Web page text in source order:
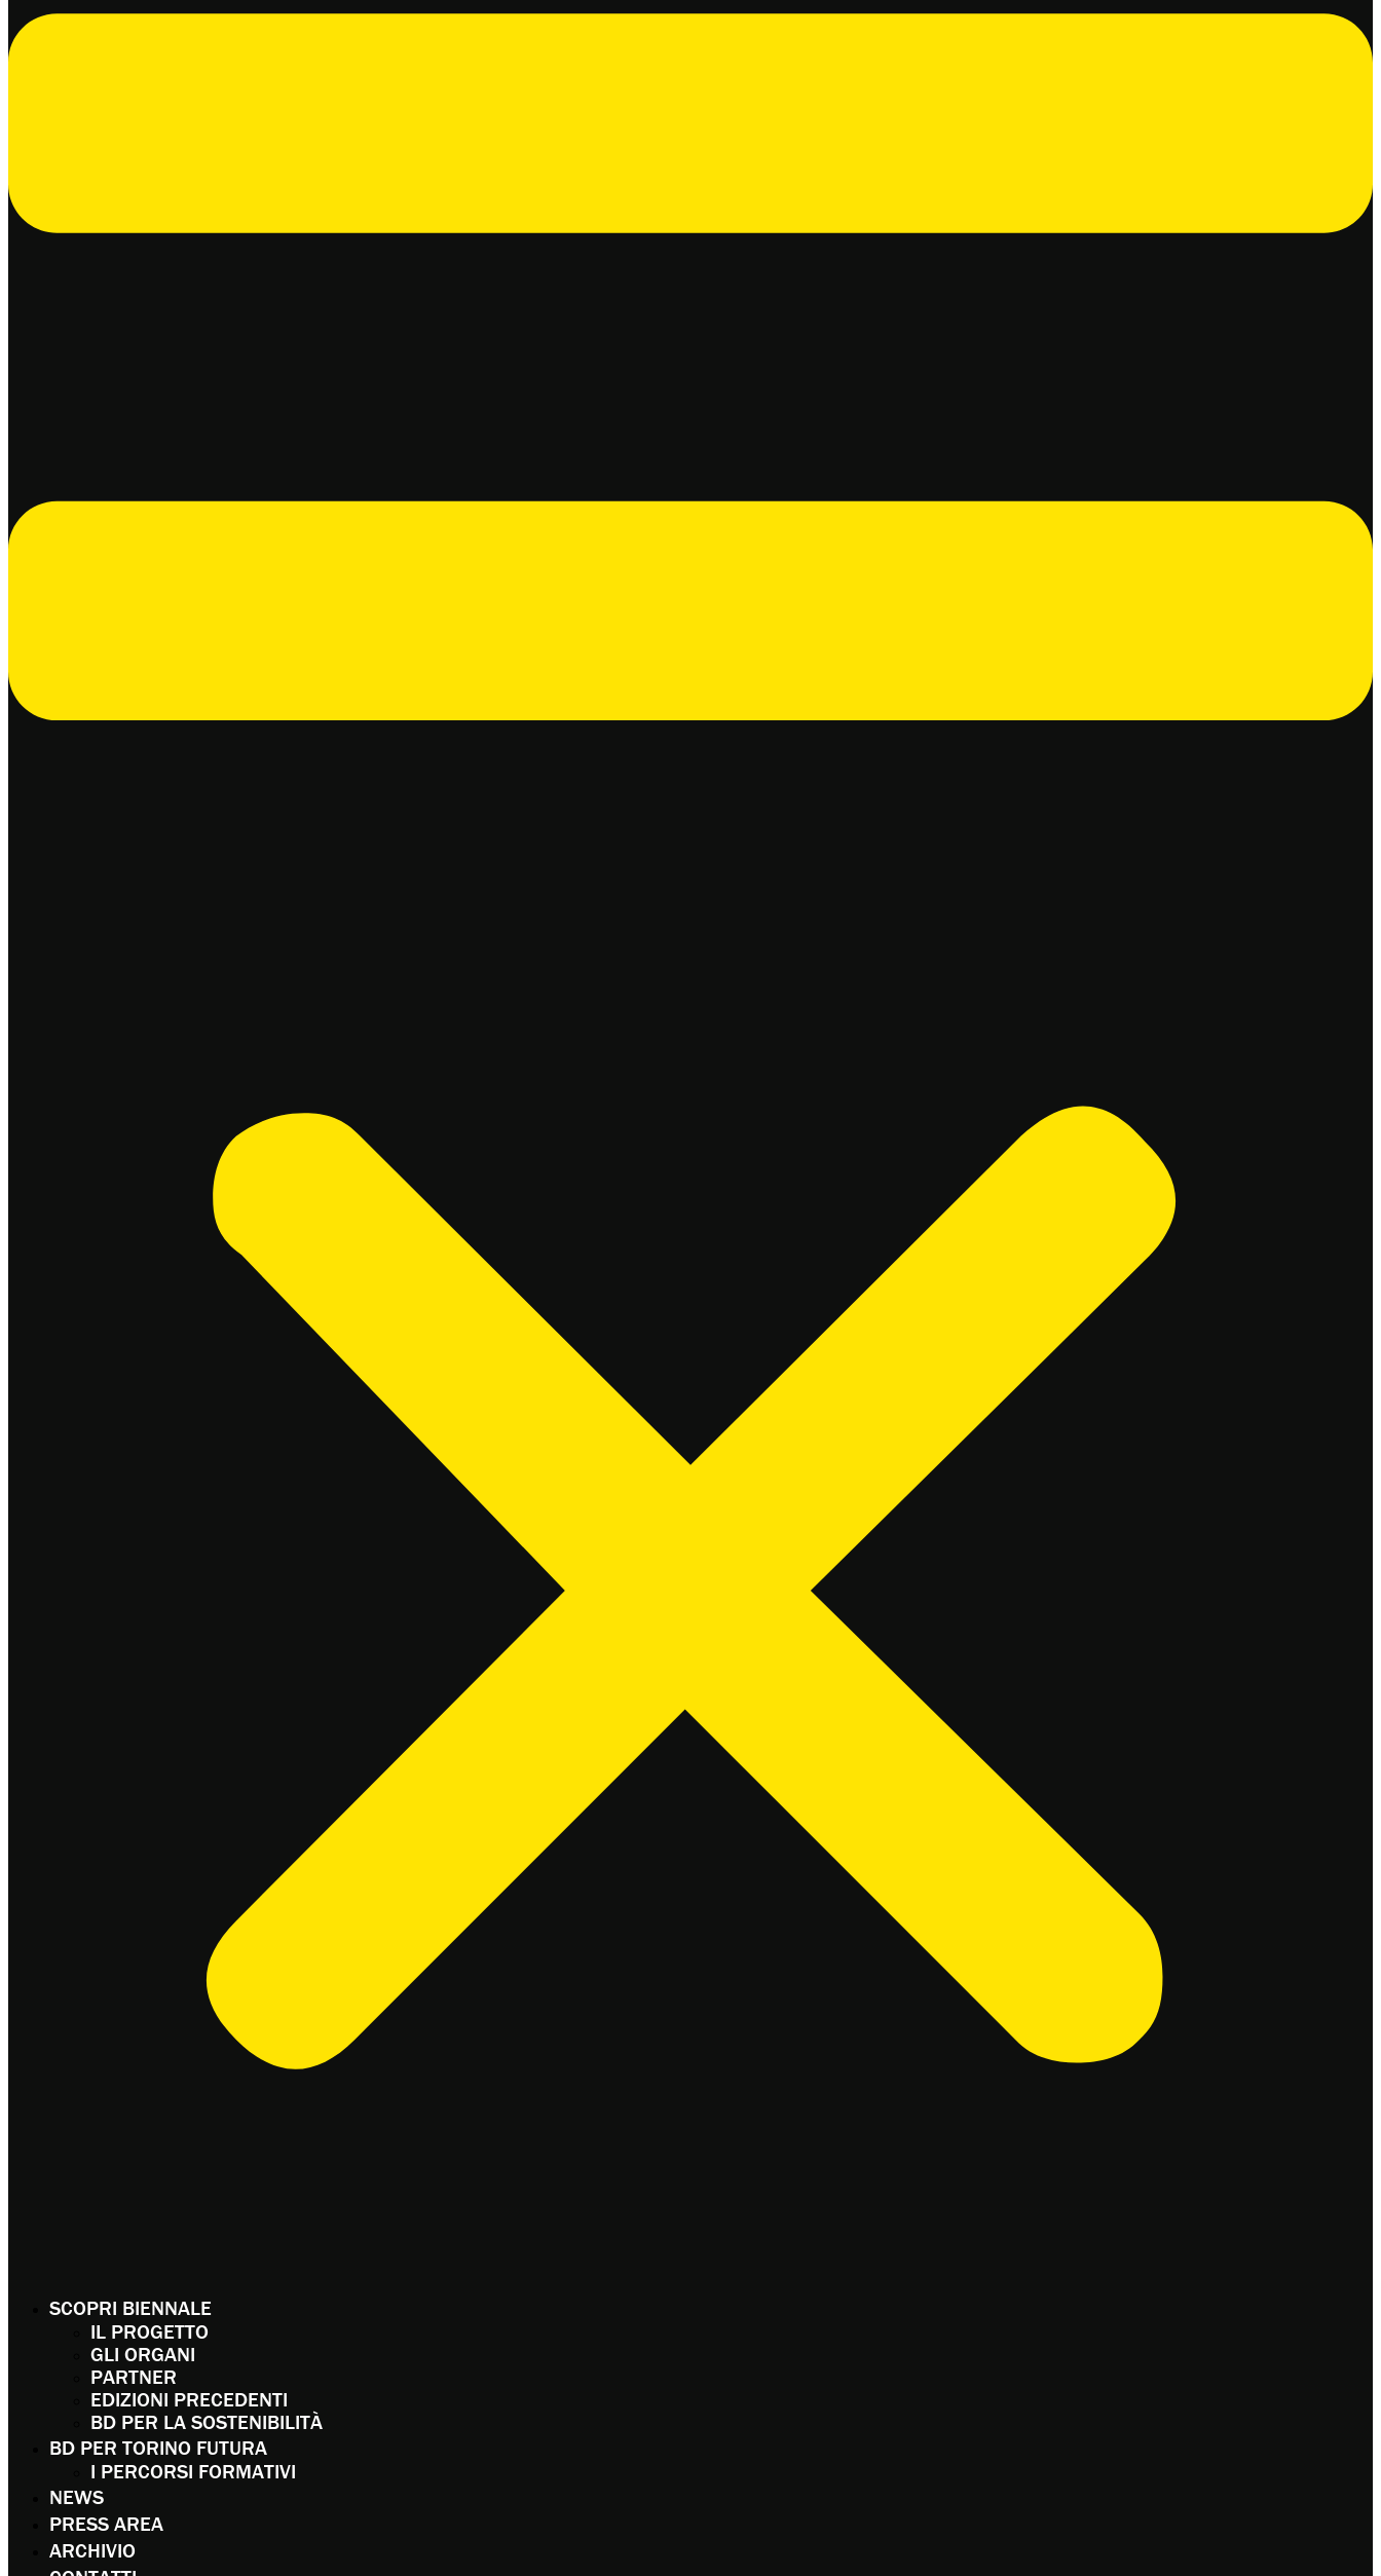
SCOPRI BIENNALE
IL PROGETTO
GLI ORGANI
PARTNER
EDIZIONI PRECEDENTI
BD PER LA SOSTENIBILITÀ
BD PER TORINO FUTURA
I PERCORSI FORMATIVI
NEWS
PRESS AREA
ARCHIVIO